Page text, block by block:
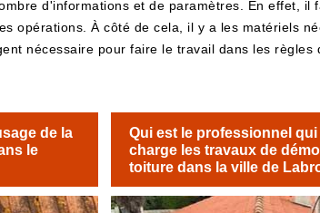
d'informations et de paramètres. En effet, il
opérations. À côté de cela, il y a les matériels
nécessaire pour faire le travail dans les règles
de la
le
Qui est le professionnel
charge les travaux de
toiture dans la ville de